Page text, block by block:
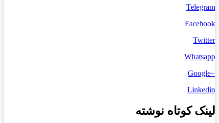
Telegram
Facebook
Twitter
Whatsapp
+Google
Linkedin
لینک کوتاه نوشته